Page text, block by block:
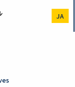
JA